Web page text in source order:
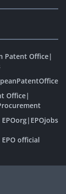
Patent Office|
Office|
EPOorg| EPOjobs
EPO official